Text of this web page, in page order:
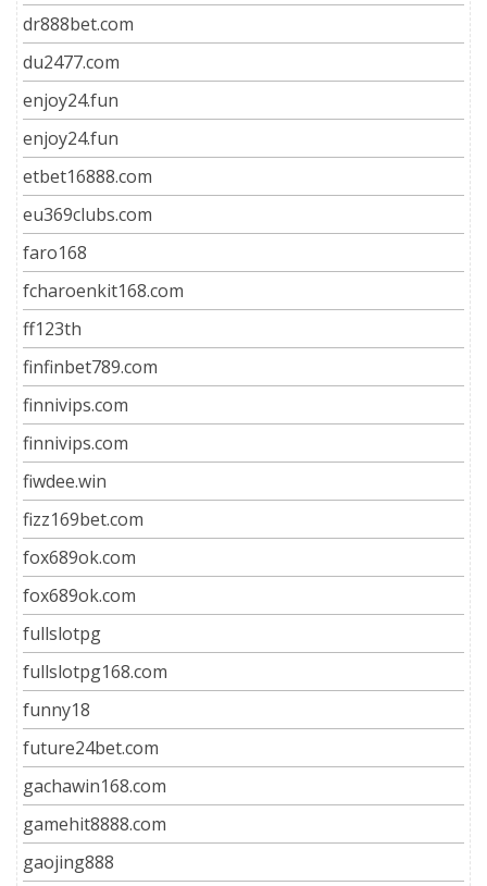
dr888bet.com
du2477.com
enjoy24.fun
enjoy24.fun
etbet16888.com
eu369clubs.com
faro168
fcharoenkit168.com
ff123th
finfinbet789.com
finnivips.com
finnivips.com
fiwdee.win
fizz169bet.com
fox689ok.com
fox689ok.com
fullslotpg
fullslotpg168.com
funny18
future24bet.com
gachawin168.com
gamehit8888.com
gaojing888